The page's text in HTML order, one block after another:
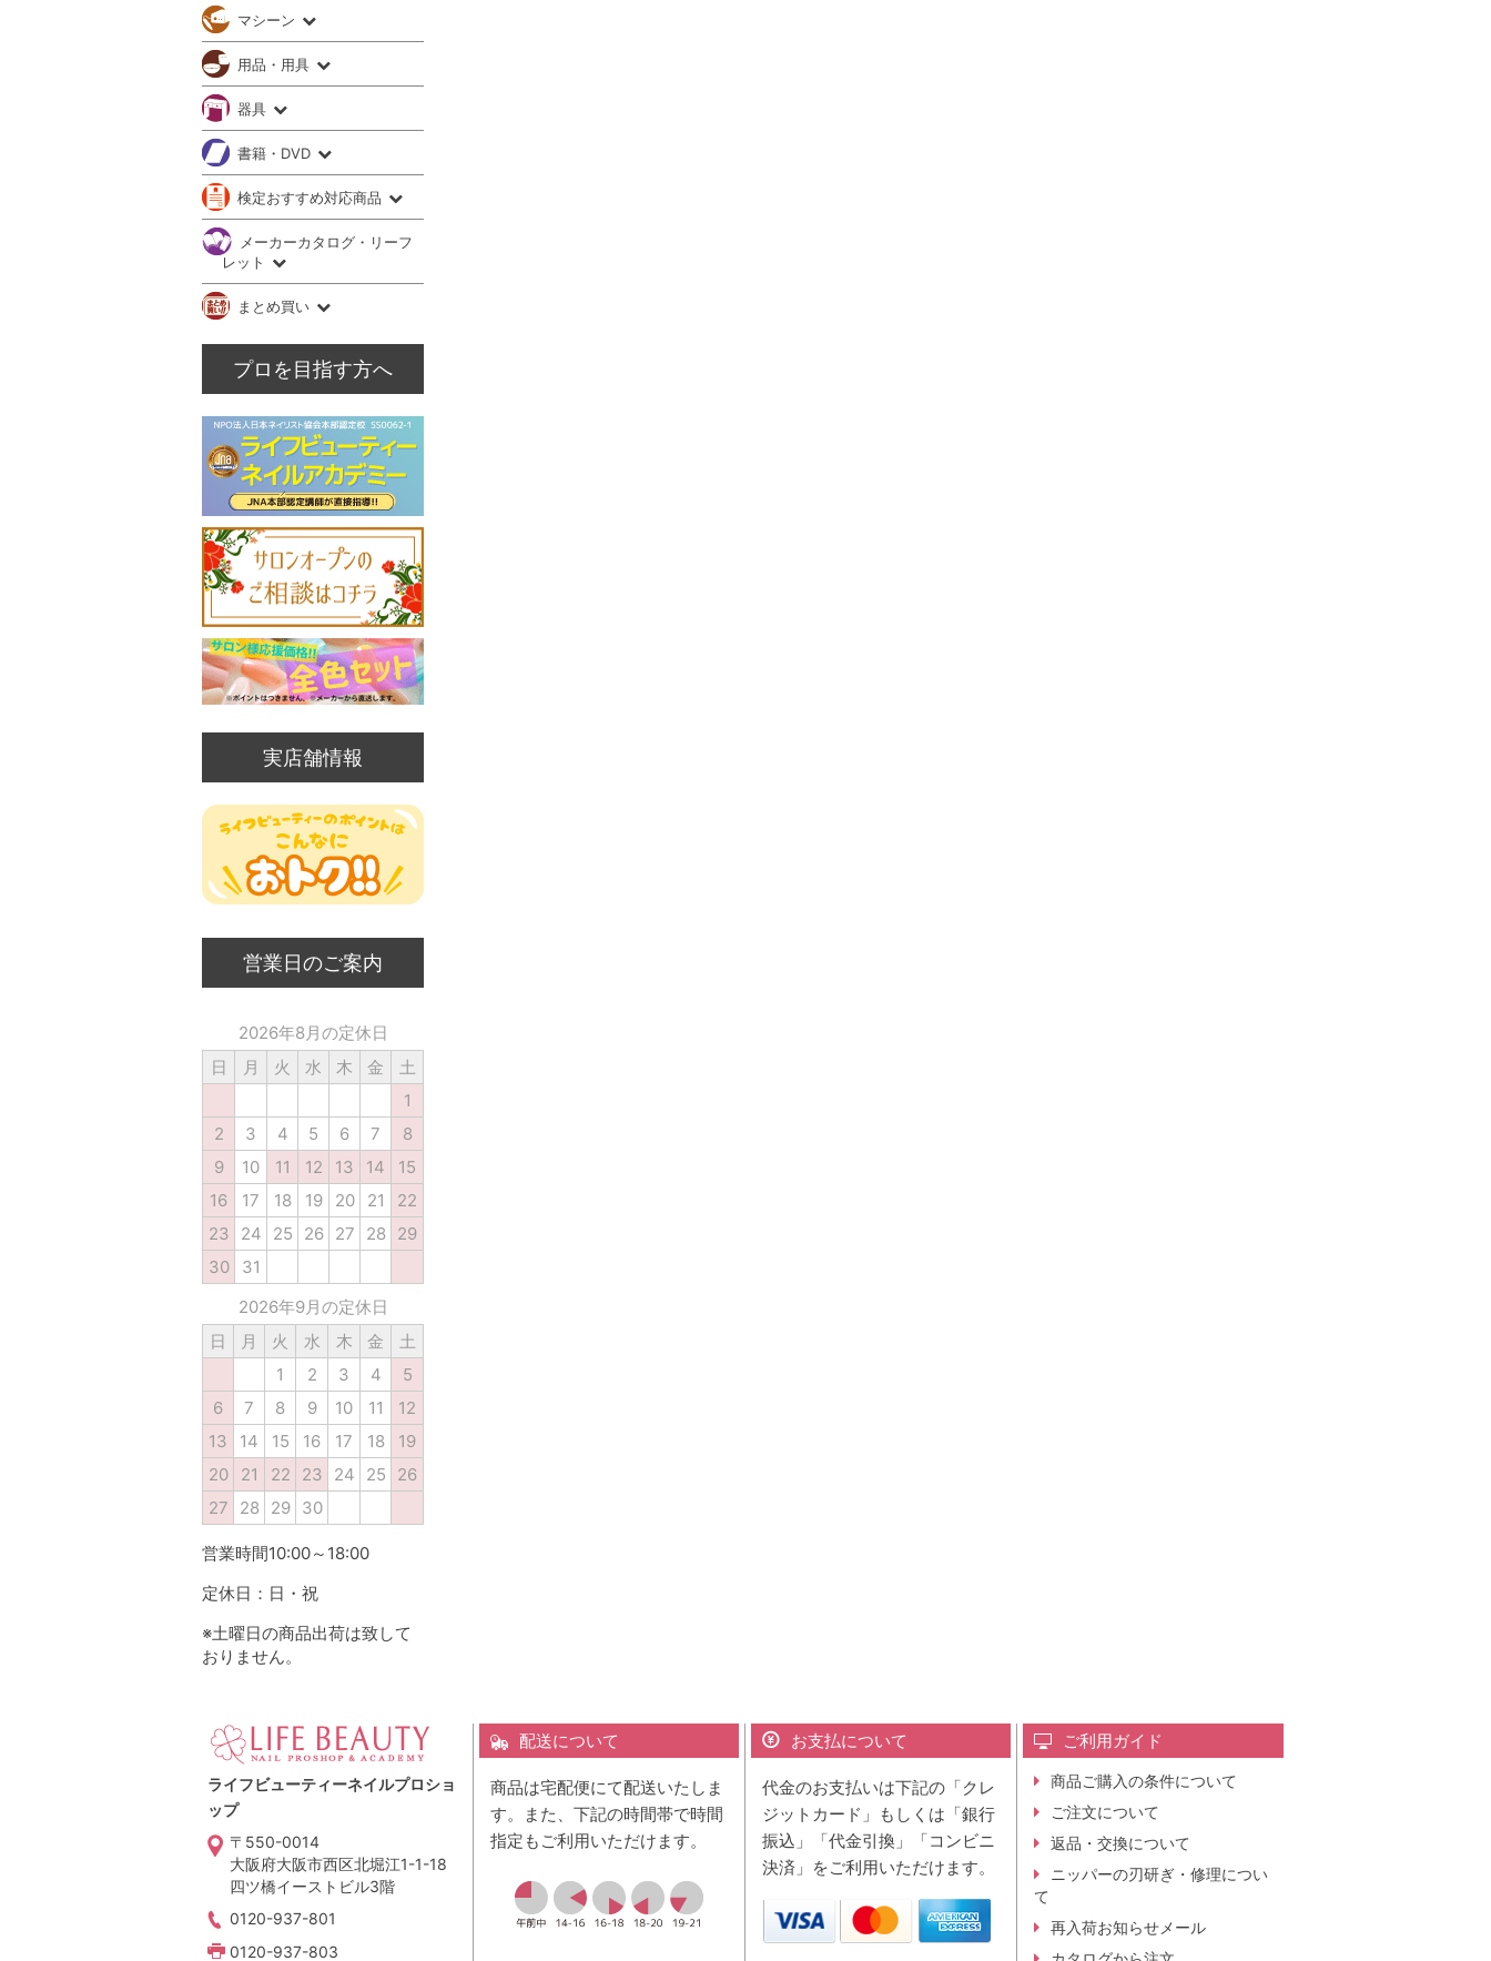
マシーン
用品・用具
器具
書籍・DVD
検定おすすめ対応商品
メーカーカタログ・リーフ
レット
まとめ買い
プロを目指す方へ
実店舗情報
営業日のご案内
2026年8月の定休日
日
月 火 水 木 金
土
1
2
3 4 5 6 7
8
9
10 11 12 13 14
15
16
17 18 19 20 21
22
23
24 25 26 27 28
29
30
31
2026年9月の定休日
日
月 火 水 木 金
土
1
2 3 4
5
6
7 8 9 10 11
12
13
14 15 16 17 18
19
20
21 22 23 24 25
26
27
28 29 30
営業時間10:00～18:00
定休日：日・祝
※土曜日の商品出荷は致して
おりません。
ライフビューティーネイルプロショ
ップ
〒550-0014
大阪府大阪市西区北堀江1-1-18
四ツ橋イーストビル3階
0120-937-801
0120-937-803
配送について
商品は宅配便にて配送いたしま
す。また、下記の時間帯で時間
指定もご利用いただけます。
お支払について
代金のお支払いは下記の「クレ
ジットカード」もしくは「銀行
振込」「代金引換」「コンビニ
決済」をご利用いただけます。
ご利用ガイド
商品ご購入の条件について
ご注文について
返品・交換について
ニッパーの刃研ぎ・修理につい
て
再入荷お知らせメール